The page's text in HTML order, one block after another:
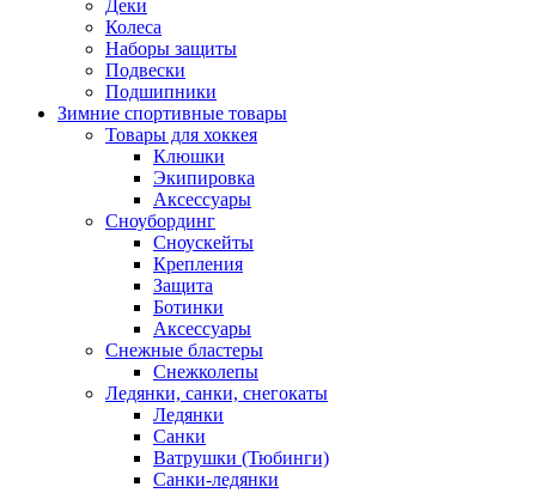
Деки
Колеса
Наборы защиты
Подвески
Подшипники
Зимние спортивные товары
Товары для хоккея
Клюшки
Экипировка
Аксессуары
Сноубординг
Сноускейты
Крепления
Защита
Ботинки
Аксессуары
Снежные бластеры
Снежколепы
Ледянки, санки, снегокаты
Ледянки
Санки
Ватрушки (Тюбинги)
Санки-ледянки